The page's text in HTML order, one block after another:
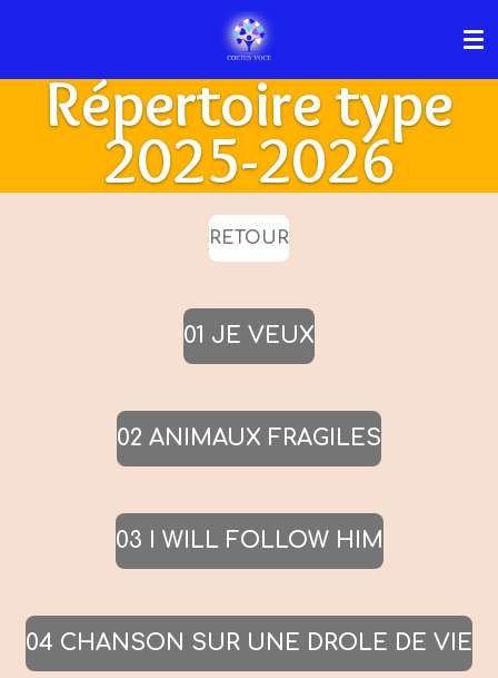
contenu
principal
Répertoire type
2025-2026
RETOUR
01 JE VEUX
02 ANIMAUX FRAGILES
03 I WILL FOLLOW HIM
04 CHANSON SUR UNE DROLE DE VIE